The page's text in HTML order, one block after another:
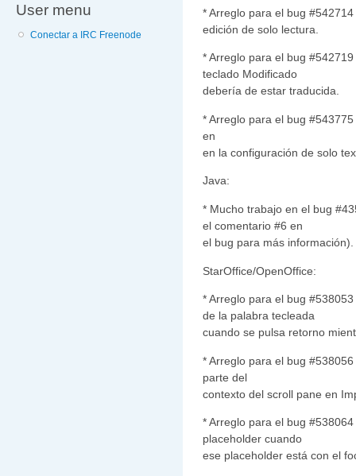
User menu
Conectar a IRC Freenode
* Arreglo para el bug
edición de solo lectura.
* Arreglo para el bug
teclado Modificado
debería de estar traducida.
* Arreglo para el bug
en
en la configuración de solo
Java:
* Mucho trabajo en el bug
el comentario #6 en
el bug para más información).
StarOffice/OpenOffice:
* Arreglo para el bug
de la palabra tecleada
cuando se pulsa retorno
* Arreglo para el bug
parte del
contexto del scroll pane en
* Arreglo para el bug
placeholder cuando
ese placeholder está con el